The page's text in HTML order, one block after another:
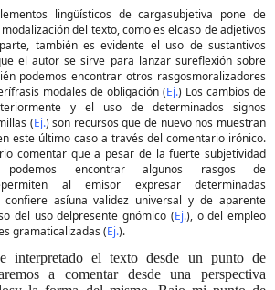
lingüísticos de cargasubjetiva pone de
del texto, como es elcaso de adjetivos
también es evidente el uso de sustantivos
el autor se sirve para lanzar sureflexión sobre
podemos encontrar otros rasgosmoralizadores
modales de obligación (Ej.) Los cambios de
y el uso de determinados signos
(Ej.) son recursos que de nuevo nos muestran
este último caso a través del comentario irónico.
comentar que a pesar de la fuerte subjetividad
podemos encontrar algunos rasgos de
al emisor expresar determinadas
asíuna validez universal y de aparente
del uso delpresente gnómico (Ej.), o del empleo
gramaticalizadas (Ej.).
interpretado el texto desde un punto de
a comentar desde una perspectiva